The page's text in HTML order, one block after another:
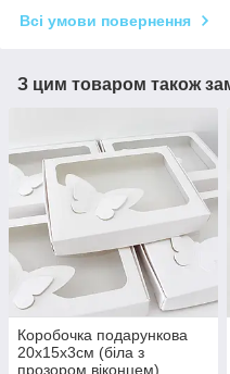
Всі умови повернення
З цим товаром також
Коробочка подарункова
20х15х3см (біла з
прозором віконцем)